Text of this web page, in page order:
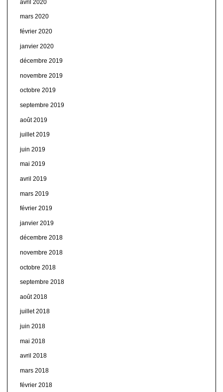
avril 2020
mars 2020
février 2020
janvier 2020
décembre 2019
novembre 2019
octobre 2019
septembre 2019
août 2019
juillet 2019
juin 2019
mai 2019
avril 2019
mars 2019
février 2019
janvier 2019
décembre 2018
novembre 2018
octobre 2018
septembre 2018
août 2018
juillet 2018
juin 2018
mai 2018
avril 2018
mars 2018
février 2018